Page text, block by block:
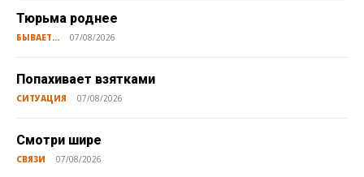
Тюрьма роднее
БЫВАЕТ... 07/08/2026
Попахивает взятками
СИТУАЦИЯ 07/08/2026
Смотри шире
СВЯЗИ 07/08/2026